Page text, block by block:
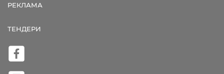
РЕКЛАМА
ТЕНДЕРИ